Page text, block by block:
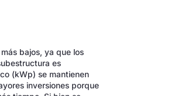
bajos, ya que los
es
(kWp) se mantienen
inversiones porque